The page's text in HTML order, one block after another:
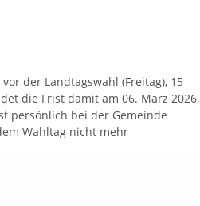
der Landtagswahl (Freitag), 15
die Frist damit am 06. März 2026,
persönlich bei der Gemeinde
Wahltag nicht mehr